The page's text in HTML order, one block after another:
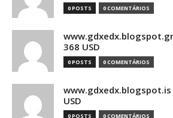
0 POSTS 0 COMENTÁRIOS
www.gdxedx.blogspot.gr
368 USD
0 POSTS 0 COMENTÁRIOS
www.gdxedx.blogspot.is
USD
0 POSTS 0 COMENTÁRIOS